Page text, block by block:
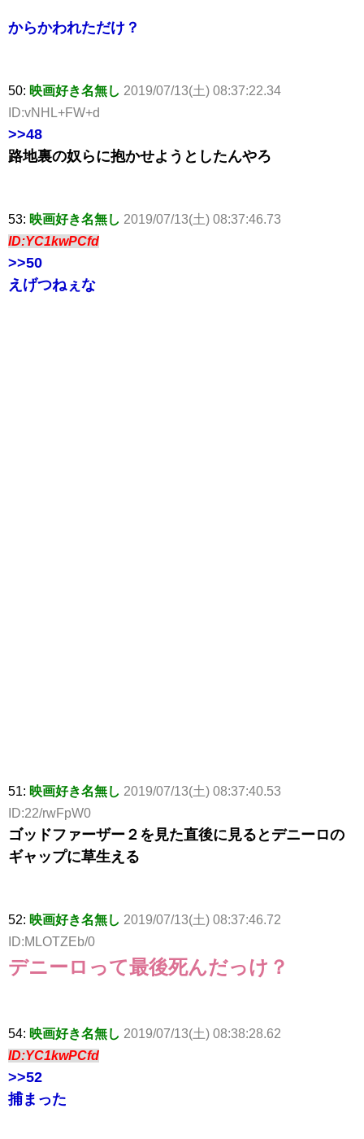
からかわれただけ？
50: 映画好き名無し 2019/07/13(土) 08:37:22.34
ID:vNHL+FW+d
>>48
路地裏の奴らに抱かせようとしたんやろ
53: 映画好き名無し 2019/07/13(土) 08:37:46.73
ID:YC1kwPCfd
>>50
えげつねぇな
51: 映画好き名無し 2019/07/13(土) 08:37:40.53
ID:22/rwFpW0
ゴッドファーザー２を見た直後に見るとデニーロの
ギャップに草生える
52: 映画好き名無し 2019/07/13(土) 08:37:46.72
ID:MLOTZEb/0
デニーロって最後死んだっけ？
54: 映画好き名無し 2019/07/13(土) 08:38:28.62
ID:YC1kwPCfd
>>52
捕まった